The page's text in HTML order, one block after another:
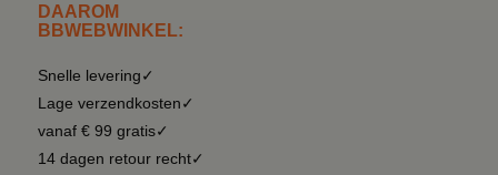
DAAROM
BBWEBWINKEL:
Snelle levering✓
Lage verzendkosten✓
vanaf € 99 gratis✓
14 dagen retour recht✓